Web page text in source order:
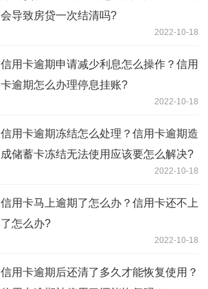
会导致房贷一次结清吗?
2022-10-18
信用卡逾期申请减少利息怎么操作？信用
卡逾期怎么办理停息挂账?
2022-10-18
信用卡逾期冻结怎么处理？信用卡逾期造
成储蓄卡冻结无法使用应该要怎么解决?
2022-10-18
信用卡马上逾期了怎么办？信用卡还不上
了怎么办?
2022-10-18
信用卡逾期后还清了多久才能恢复使用？